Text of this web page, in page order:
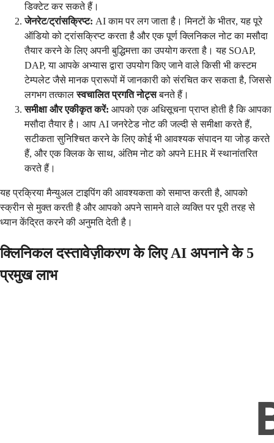
डिक्टेट कर सकते हैं।
जेनरेट/ट्रांसक्रिप्ट: AI काम पर लग जाता है। मिनटों के भीतर, यह पूरे
ऑडियो को ट्रांसक्रिप्ट करता है और एक पूर्ण क्लिनिकल नोट का मसौदा
तैयार करने के लिए अपनी बुद्धिमत्ता का उपयोग करता है। यह SOAP,
DAP, या आपके अभ्यास द्वारा उपयोग किए जाने वाले किसी भी कस्टम
टेम्पलेट जैसे मानक प्रारूपों में जानकारी को संरचित कर सकता है, जिससे
लगभग तत्कालस्वचालित प्रगति नोट्सबनते हैं।
समीक्षा और एकीकृत करें: आपको एक अधिसूचना प्राप्त होती है कि आपका
मसौदा तैयार है। आप AI जनरेटेड नोट की जल्दी से समीक्षा करते हैं,
सटीकता सुनिश्चित करने के लिए कोई भी आवश्यक संपादन या जोड़ करते
हैं, और एक क्लिक के साथ, अंतिम नोट को अपने EHR में स्थानांतरित
करते हैं।
यह प्रक्रिया मैन्युअल टाइपिंग की आवश्यकता को समाप्त करती है, आपको
स्क्रीन से मुक्त करती है और आपको अपने सामने वाले व्यक्ति पर पूरी तरह से
ध्यान केंद्रित करने की अनुमति देती है।
क्लिनिकल दस्तावेज़ीकरण के लिए AI अपनाने के 5
प्रमुख लाभ